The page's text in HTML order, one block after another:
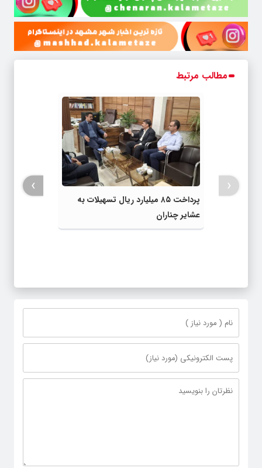
مطالب مرتبط
پرداخت ۸۵ میلیارد ریال تسهیلات به
عشایر چناران
‹
›